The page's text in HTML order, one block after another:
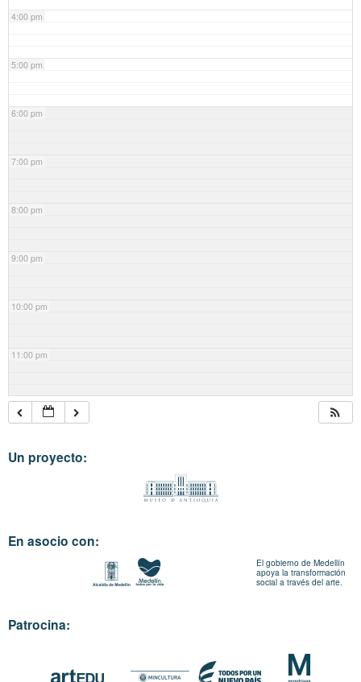
4:00 pm
5:00 pm
6:00 pm
7:00 pm
8:00 pm
9:00 pm
10:00 pm
11:00 pm
Un proyecto:
En asocio con:
El gobierno de Medellín
apoya la transformación
social a través del arte.
Patrocina: